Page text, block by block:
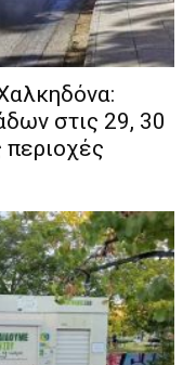
στις 29, 30
περιοχές